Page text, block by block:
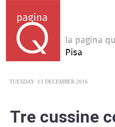
la pagina
Pisa
TUESDAY 13 DECEMBER 2016
Tre cussine